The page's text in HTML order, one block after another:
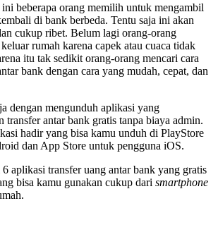
beberapa orang memilih untuk mengambil
di bank berbeda. Tentu saja ini akan
cukup ribet. Belum lagi orang-orang
rumah karena capek atau cuaca tidak
itu tak sedikit orang-orang mencari cara
bank dengan cara yang mudah, cepat, dan
dengan mengunduh aplikasi yang
transfer antar bank gratis tanpa biaya admin.
hadir yang bisa kamu unduh di PlayStore
dan App Store untuk pengguna iOS.
aplikasi transfer uang antar bank yang gratis
bisa kamu gunakan cukup dari smartphone